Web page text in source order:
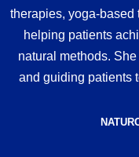
therapies, yoga-based
helping patients
natural methods.
and guiding patients